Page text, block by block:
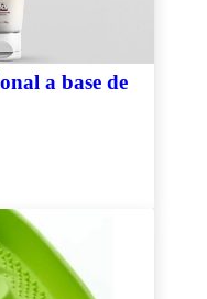
a base de